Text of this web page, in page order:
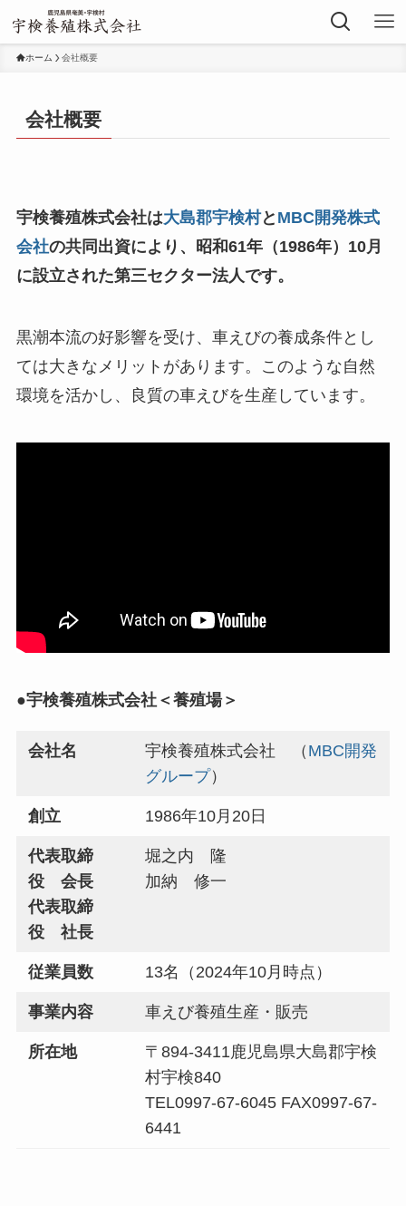
ホーム 会社概要
会社概要
宇検養殖株式会社は大島郡宇検村と MBC開発株式
会社の共同出資により、昭和61年（1986年） 10月
に設立された第三セクター法人です。
黒潮本流の好影響を受け、車えびの養成条件とし
ては大きなメリットがあります。このような自然
環境を活かし、良質の車えびを生産しています。
●宇検養殖株式会社＜養殖場＞
会社名 宇検養殖株式会社 （ MBC開発
グループ）
創立 1986年10月20日
代表取締
役 会長
代表取締
役 社長
堀之内 隆
加納 修一
従業員数 13名（2024年10月時点）
事業内容 車えび養殖生産・販売
所在地
〒894-3411鹿児島県大島郡宇検
村宇検840
TEL0997-67-6045 FAX0997-67-
6441